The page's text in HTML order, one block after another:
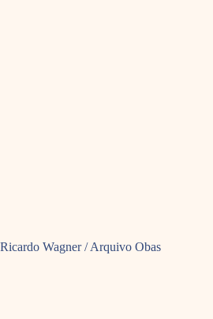
Wagner / Arquivo Obas